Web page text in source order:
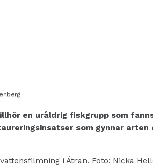
en uråldrig fiskgrupp som
som gynnar
i Ätran. Foto: Nicka